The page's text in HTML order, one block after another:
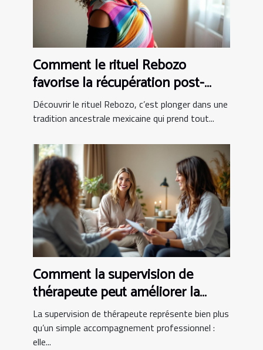
Comment le rituel Rebozo
favorise la récupération post-
partum ?
Découvrir le rituel Rebozo, c’est plonger dans une
tradition ancestrale mexicaine qui prend tout...
Comment la supervision de
thérapeute peut améliorer la
pratique clinique
La supervision de thérapeute représente bien plus
qu’un simple accompagnement professionnel :
elle...